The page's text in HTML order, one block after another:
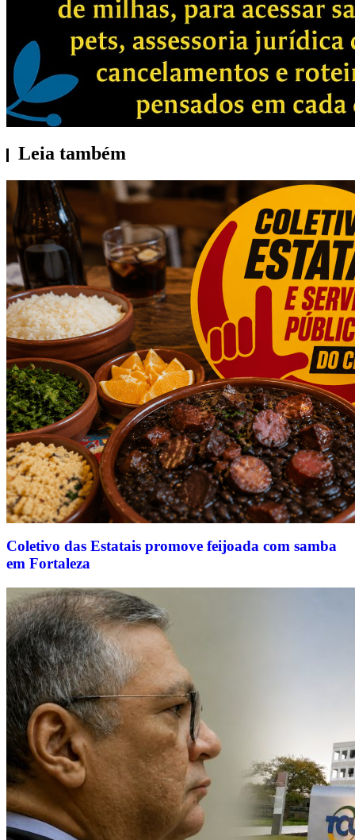
Leia também
Coletivo das Estatais promove feijoada com samba
em Fortaleza